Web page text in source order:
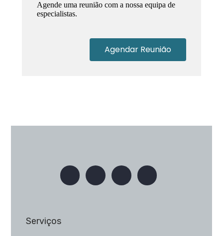
Agende uma reunião com a nossa equipa de
especialistas.
Agendar Reunião
Serviços